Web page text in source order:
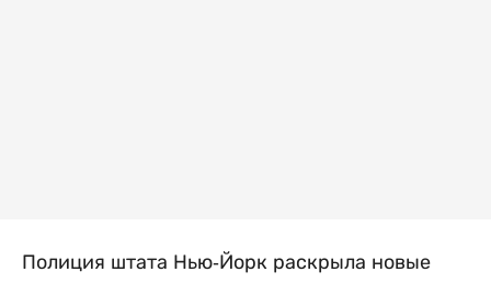
Полиция штата Нью-Йорк раскрыла новые